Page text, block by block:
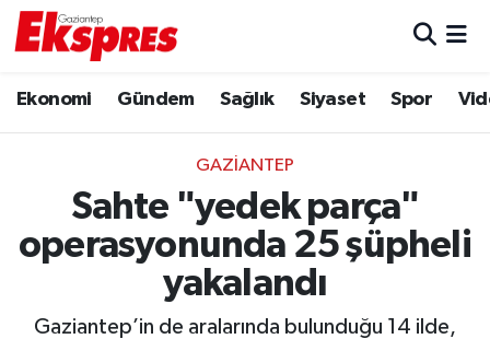
Ekonomi Gündem Sağlık Siyaset Spor
GAZIANTEP
Sahte "yedek parça"
operasyonunda 25 şüpheli
yakalandı
Gaziantep’in de aralarında bulunduğu 14 ilde,
Ekonomi
Gaziantep son dakika
Genel
Trafik Durumu
Puan Durumu ve Fikstür
Tüm Manşetler
Son Dakika Haberleri